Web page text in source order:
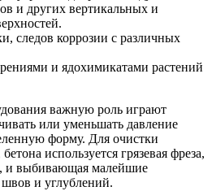
и других вертикальных и
следов коррозии с различных
и ядохимикатами растений
важную роль играют
или уменьшать давление
форму. Для очистки
используется грязевая фреза,
и выбивающая малейшие
и углублений.